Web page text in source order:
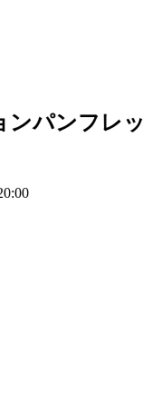
ンパンフレッ